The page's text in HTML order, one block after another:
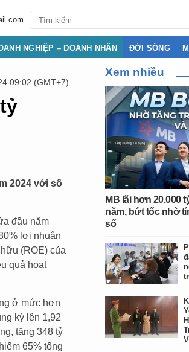
NGHIỆP – DOANH NHÂN ĐỜI SỐNG
09:02 (GMT+7)
2024 với số
đầu năm
lợi nhuận
(ROE) của
quả hoạt
ở mức hơn
kỳ lên 1,92
tăng 348 tỷ
65% tổng
Xem nhiều
MB lãi hơn 20.000
năm, bứt tốc nhờ
số